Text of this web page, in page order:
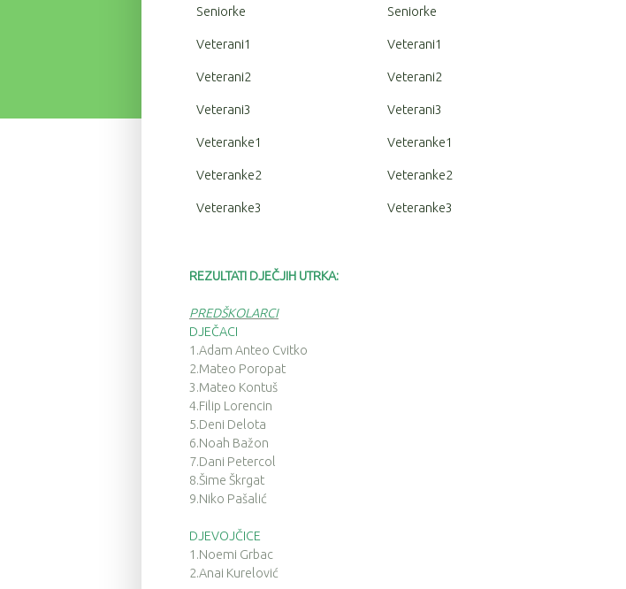
Seniorke Seniorke
Veterani1 Veterani1
Veterani2 Veterani2
Veterani3 Veterani3
Veteranke1 Veteranke1
Veteranke2 Veteranke2
Veteranke3 Veteranke3
REZULTATI DJEČJIH UTRKA:
PREDŠKOLARCI
DJEČACI
1.Adam Anteo Cvitko
2.Mateo Poropat
3.Mateo Kontuš
4.Filip Lorencin
5.Deni Delota
6.Noah Bažon
7.Dani Petercol
8.Šime Škrgat
9.Niko Pašalić
DJEVOJČICE
1.Noemi Grbac
2.Anai Kurelović